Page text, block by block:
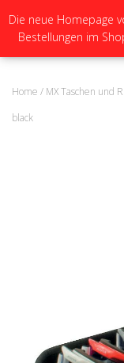
Home / MX Taschen und
black
Die neue Homepage
Bestellungen im